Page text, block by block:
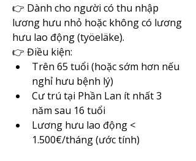
👉 Dành cho người có thu nhập
lương hưu nhỏ hoặc không có lương
hưu lao động (työeläke).
👉 Điều kiện:
Trên 65 tuổi (hoặc sớm hơn nếu
nghỉ hưu bệnh lý)
Cư trú tại Phần Lan ít nhất 3
năm sau 16 tuổi
Lương hưu lao động <
1.500€/tháng (ước tính)